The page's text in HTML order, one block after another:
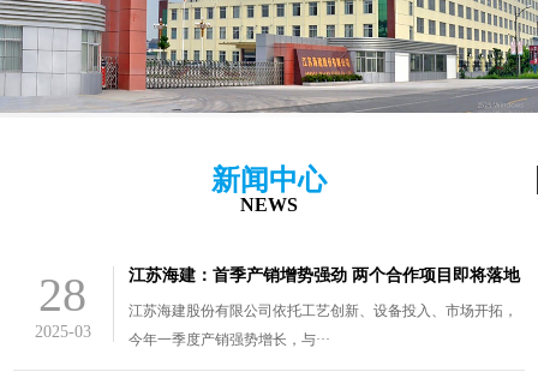
新闻中心
NEWS
28
2025-03
江苏海建：首季产销增势强劲 两个合作项目即将落地
江苏海建股份有限公司依托工艺创新、设备投入、市场开拓，
今年一季度产销强势增长，与···